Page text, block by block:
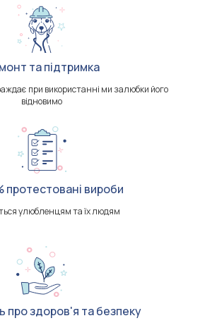
та підтримка
при використанні ми залюбки його
відновимо
протестовані вироби
улюбленцям та їх людям
про здоров'я та безпеку